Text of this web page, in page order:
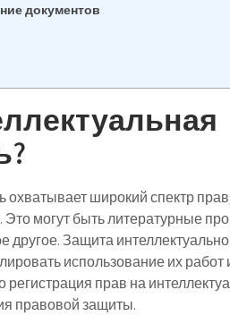
документов
охватывает широкий спектр
могут быть литературные
другое. Защита
использование их
прав на
правовой защиты.